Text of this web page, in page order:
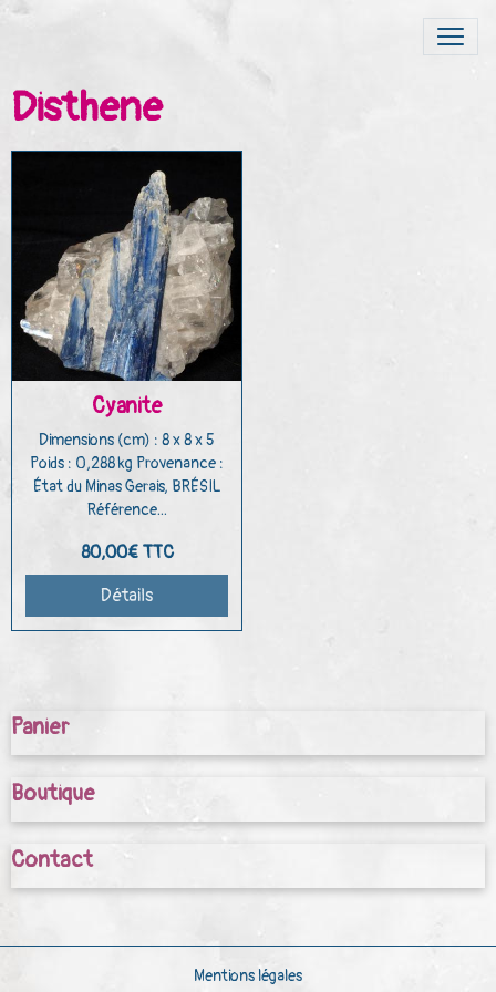
Disthene
Cyanite
Dimensions (cm) : 8 x 8 x 5
Poids : 0,288 kg Provenance :
État du Minas Gerais, BRÉSIL
Référence...
80,00€ TTC
Détails
Panier
Boutique
Contact
Mentions légales